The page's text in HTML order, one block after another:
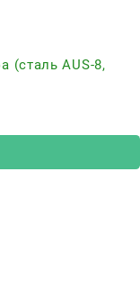
(сталь AUS-8,